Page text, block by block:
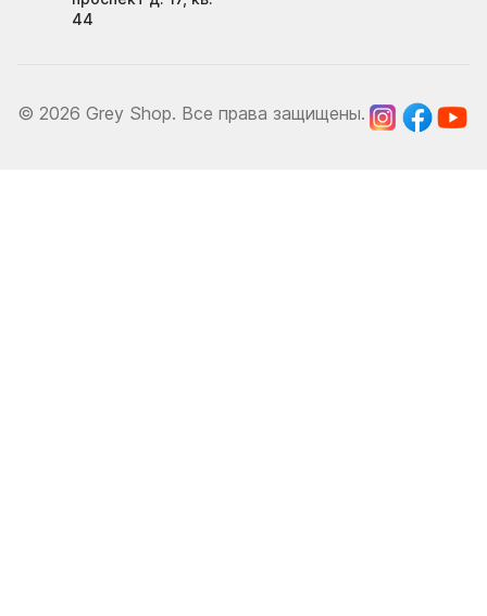
44
© 2026 Grey Shop. Все права защищены.